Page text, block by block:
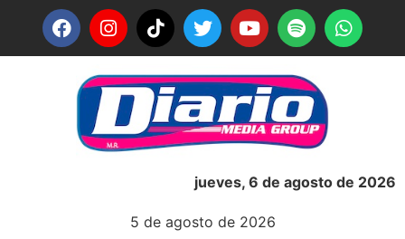
jueves, 6 de agosto de 2026
5 de agosto de 2026